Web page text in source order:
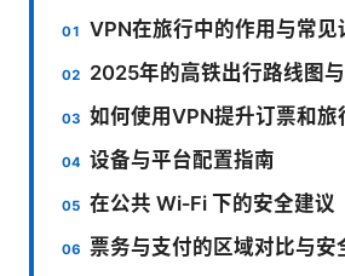
VPN在旅行中的作用与常见
2025年的高铁出行路线图
如何使用VPN提升订票和旅
设备与平台配置指南
在公共 Wi‑Fi 下的安全建议
票务与支付的区域对比与安